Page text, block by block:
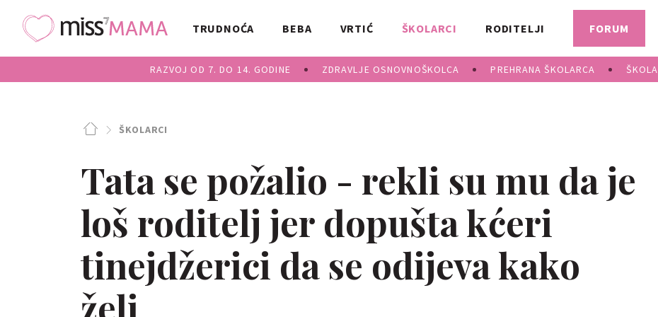
TRUDNOĆA BEBA VRTIĆ ŠKOLARCI
RAZVOJ OD 7. DO 14. GODINE ZDRAVLJE OSNOVNOŠKOLCA PREHRANA ŠKOLARCA ŠKOLA
RODITELJI FORUM
ŠKOLARCI
Tata se požalio - rekli su mu da je
loš roditelj jer dopušta kćeri
tinejdžerici da se odijeva kako
želi